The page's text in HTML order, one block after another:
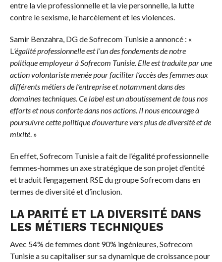
entre la vie professionnelle et la vie personnelle, la lutte
contre le sexisme, le harcèlement et les violences.
Samir Benzahra, DG de Sofrecom Tunisie a annoncé : «
L’égalité professionnelle est l’un des fondements de notre
politique employeur à Sofrecom Tunisie. Elle est traduite par une
action volontariste menée pour faciliter l’accès des femmes aux
différents métiers de l’entreprise et notamment dans des
domaines techniques. Ce label est un aboutissement de tous nos
efforts et nous conforte dans nos actions. Il nous encourage à
poursuivre cette politique d’ouverture vers plus de diversité et de
mixité. »
En effet, Sofrecom Tunisie a fait de l’égalité professionnelle
femmes-hommes un axe stratégique de son projet d’entité
et traduit l’engagement RSE du groupe Sofrecom dans en
termes de diversité et d’inclusion.
LA PARITÉ ET LA DIVERSITÉ DANS
LES MÉTIERS TECHNIQUES
Avec 54% de femmes dont 90% ingénieures, Sofrecom
Tunisie a su capitaliser sur sa dynamique de croissance pour